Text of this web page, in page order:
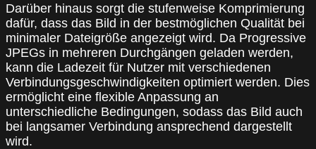
Darüber hinaus sorgt die stufenweise Komprimierung
dafür, dass das Bild in der bestmöglichen Qualität bei
minimaler Dateigröße angezeigt wird. Da Progressive
JPEGs in mehreren Durchgängen geladen werden,
kann die Ladezeit für Nutzer mit verschiedenen
Verbindungsgeschwindigkeiten optimiert werden. Dies
ermöglicht eine flexible Anpassung an
unterschiedliche Bedingungen, sodass das Bild auch
bei langsamer Verbindung ansprechend dargestellt
wird.